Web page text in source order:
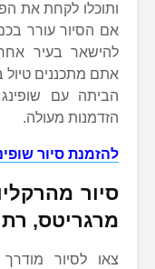
ותוכלו לקחת את
אם הסיור עורר
להישאר בעיר
אתם מתכננים טיול
הביתה עם
הזדמנות מעולה.
להזמנת סיור
סיור
מרגריטס,
צאו לסיור